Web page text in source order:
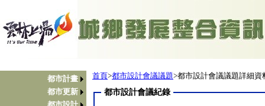
都市計畫
都市更新
首頁>都市設計會議議題>都市設計會議議題詳細資
都市設計會議紀錄